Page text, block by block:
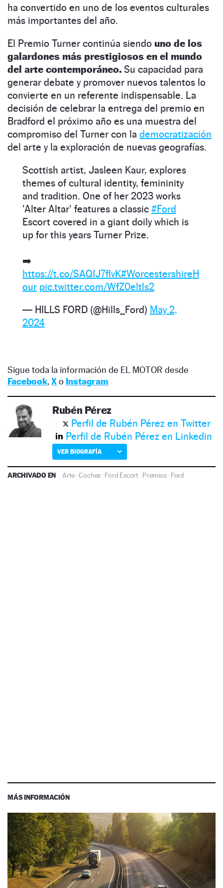
ha convertido en uno de los eventos culturales
más importantes del año.
El Premio Turner continúa siendo uno de los
galardones más prestigiosos en el mundo
del arte contemporáneo. Su capacidad para
generar debate y promover nuevos talentos lo
convierte en un referente indispensable. La
decisión de celebrar la entrega del premio en
Bradford el próximo año es una muestra del
compromiso del Turner con la democratización
del arte y la exploración de nuevas geografías.
Scottish artist, Jasleen Kaur, explores
themes of cultural identity, femininity
and tradition. One of her 2023 works
'Alter Altar' features a classic #Ford
Escort covered in a giant doily which is
up for this years Turner Prize.
➡️
https://t.co/SAQIJ7flvK#WorcestershireH
our pic.twitter.com/WfZ0eltls2
— HILLS FORD (@Hills_Ford) May 2,
2024
Sigue toda la información de EL MOTOR desde
Facebook, Xo Instagram
Rubén Pérez
Perfil de Rubén Pérez en Twitter
Perfil de Rubén Pérez en Linkedin
VER BIOGRAFÍA
ARCHIVADO EN Arte ·Coches ·Ford Escort·Premios· Ford
MÁS INFORMACIÓN